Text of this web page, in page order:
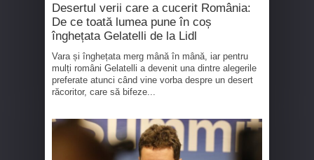
Desertul verii care a cucerit România:
De ce toată lumea pune în coș
înghețata Gelatelli de la Lidl
Vara și înghețata merg mână în mână, iar pentru
mulți români Gelatelli a devenit una dintre alegerile
preferate atunci când vine vorba despre un desert
răcoritor, care să bifeze...